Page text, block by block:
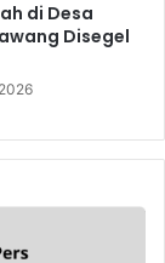
di Desa
Disegel